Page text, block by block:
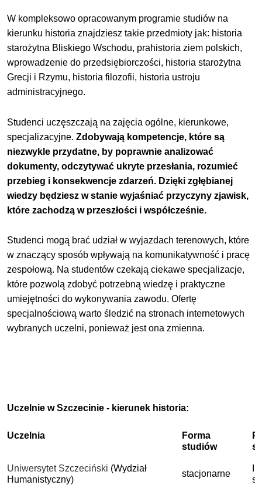
W kompleksowo opracowanym programie studiów na
kierunku historia znajdziesz takie przedmioty jak: historia
starożytna Bliskiego Wschodu, prahistoria ziem polskich,
wprowadzenie do przedsiębiorczości, historia starożytna
Grecji i Rzymu, historia filozofii, historia ustroju
administracyjnego.
Studenci uczęszczają na zajęcia ogólne, kierunkowe,
specjalizacyjne.Zdobywają kompetencje, które są
niezwykle przydatne, by poprawnie analizować
dokumenty, odczytywać ukryte przesłania, rozumieć
przebieg i konsekwencje zdarzeń. Dzięki zgłębianej
wiedzy będziesz w stanie wyjaśniać przyczyny zjawisk,
które zachodzą w przeszłości i współcześnie.
Studenci mogą brać udział w wyjazdach terenowych, które
w znaczący sposób wpływają na komunikatywność i pracę
zespołową. Na studentów czekają ciekawe specjalizacje,
które pozwolą zdobyć potrzebną wiedzę i praktyczne
umiejętności do wykonywania zawodu. Ofertę
specjalnościową warto śledzić na stronach internetowych
wybranych uczelni, ponieważ jest ona zmienna.
Uczelnie w Szczecinie - kierunek historia:
Uczelnia
Forma
studiów
Uniwersytet Szczeciński (Wydział
Humanistyczny)
stacjonarne